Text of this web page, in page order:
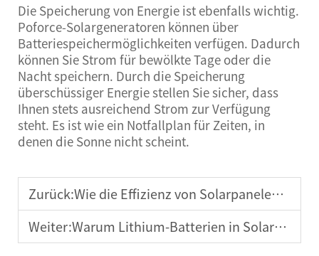
Die Speicherung von Energie ist ebenfalls wichtig.
Poforce-Solargeneratoren können über
Batteriespeichermöglichkeiten verfügen. Dadurch
können Sie Strom für bewölkte Tage oder die
Nacht speichern. Durch die Speicherung
überschüssiger Energie stellen Sie sicher, dass
Ihnen stets ausreichend Strom zur Verfügung
steht. Es ist wie ein Notfallplan für Zeiten, in
denen die Sonne nicht scheint.
Zurück:Wie die Effizienz von Solarpanelen die Generatorleistung beeinflusst
Weiter:Warum Lithium-Batterien in Solargeneratoren unverzichtbar sind